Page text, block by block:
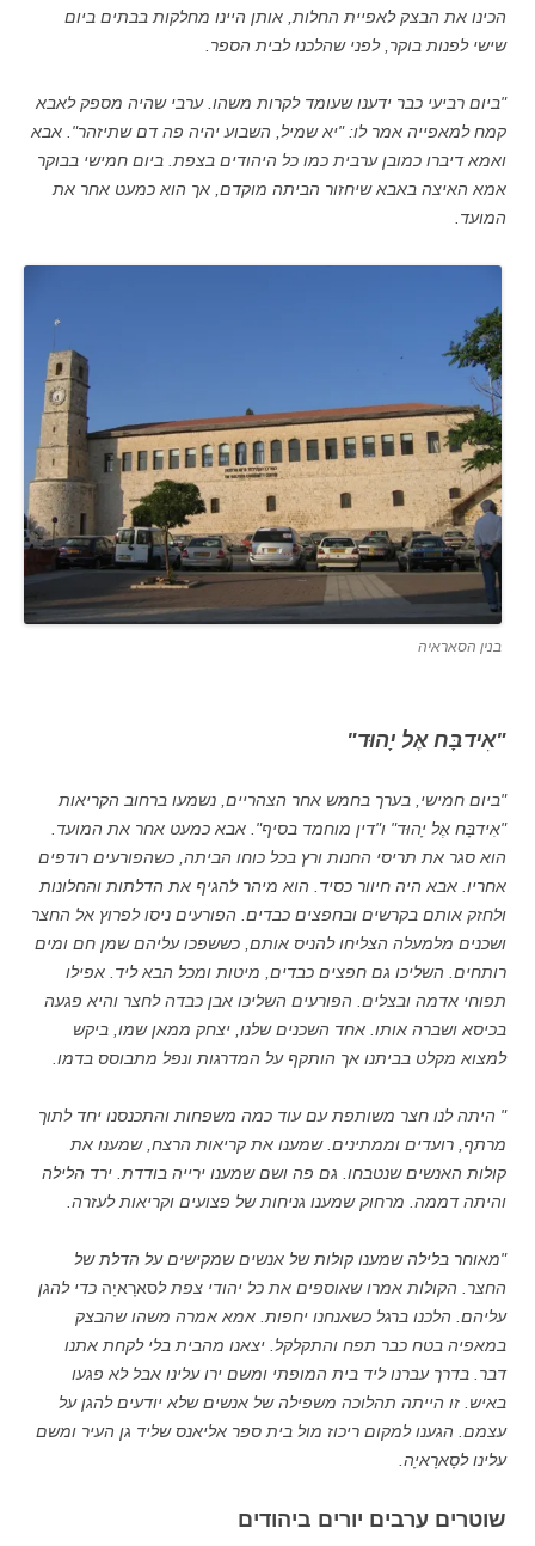
הכינו את הבצק לאפיית החלות, אותן היינו מחלקות בבתים ביום
שישי לפנות בוקר, לפני שהלכנו לבית הספר.
"ביום רביעי כבר ידענו שעומד לקרות משהו. ערבי שהיה מספק לאבא
קמח למאפייה אמר לו: "יא שמיל, השבוע יהיה פה דם שתיזהר". אבא
ואמא דיברו כמובן ערבית כמו כל היהודים בצפת. ביום חמישי בבוקר
אמא האיצה באבא שיחזור הביתה מוקדם, אך הוא כמעט אחר את
המועד.
בנין הסאראיה
"אִידבָּח אֶל יָהוּד"
"ביום חמישי, בערך בחמש אחר הצהריים, נשמעו ברחוב הקריאות
"אִידבָּח אֶל יָהוּד" ו"דין מוחמד בסיף". אבא כמעט אחר את המועד.
הוא סגר את תריסי החנות ורץ בכל כוחו הביתה, כשהפורעים רודפים
אחריו. אבא היה חיוור כסיד. הוא מיהר להגיף את הדלתות והחלונות
ולחזק אותם בקרשים ובחפצים כבדים. הפורעים ניסו לפרוץ אל החצר
ושכנים מלמעלה הצליחו להניס אותם, כששפכו עליהם שמן חם ומים
רותחים. השליכו גם חפצים כבדים, מיטות ומכל הבא ליד. אפילו
תפוחי אדמה ובצלים. הפורעים השליכו אבן כבדה לחצר והיא פגעה
בכיסא ושברה אותו. אחד השכנים שלנו, יצחק ממאן שמו, ביקש
למצוא מקלט בביתנו אך הותקף על המדרגות ונפל מתבוסס בדמו.
" היתה לנו חצר משותפת עם עוד כמה משפחות והתכנסנו יחד לתוך
מרתף, רועדים וממתינים. שמענו את קריאות הרצח, שמענו את
קולות האנשים שנטבחו. גם פה ושם שמענו ירייה בודדת. ירד הלילה
והיתה דממה. מרחוק שמענו גניחות של פצועים וקריאות לעזרה.
"מאוחר בלילה שמענו קולות של אנשים שמקישים על הדלת של
החצר. הקולות אמרו שאוספים את כל יהודי צפת לסארָאיָה כדי להגן
עליהם. הלכנו ברגל כשאנחנו יחפות. אמא אמרה משהו שהבצק
במאפיה בטח כבר תפח והתקלקל. יצאנו מהבית בלי לקחת אתנו
דבר. בדרך עברנו ליד בית המופתי ומשם ירו עלינו אבל לא פגעו
באיש. זו הייתה תהלוכה משפילה של אנשים שלא יודעים להגן על
עצמם. הגענו למקום ריכוז מול בית ספר אליאנס שליד גן העיר ומשם
עלינו לסָארָאיָה.
שוטרים ערבים יורים ביהודים